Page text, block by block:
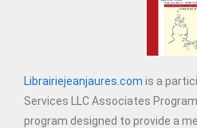
Librairiejeanjaures.com is a
Services LLC Associates
program designed to provide a